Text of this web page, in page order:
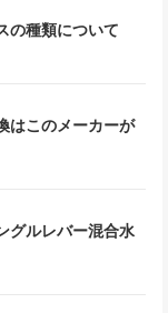
の種類について
はこのメーカーが
グルレバー混合水